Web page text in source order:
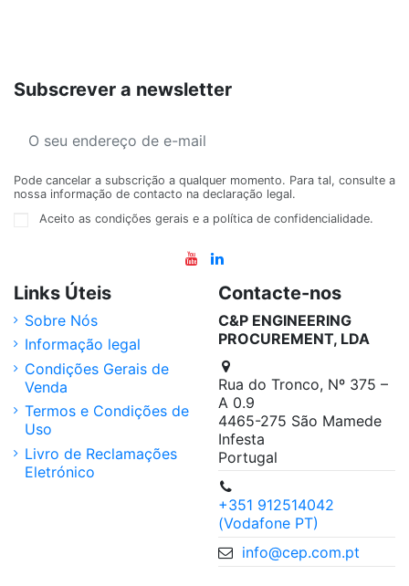
Subscrever a newsletter
Pode cancelar a subscrição a qualquer momento. Para tal, consulte a
nossa informação de contacto na declaração legal.
Aceito as condições gerais e a política de confidencialidade.
Links Úteis
Sobre Nós
Informação legal
Condições Gerais de
Venda
Termos e Condições de
Uso
Livro de Reclamações
Eletrónico
Contacte-nos
C&P ENGINEERING
PROCUREMENT, LDA
Rua do Tronco, Nº 375 –
A 0.9
4465-275 São Mamede
Infesta
Portugal
+351 912514042
(Vodafone PT)
info@cep.com.pt